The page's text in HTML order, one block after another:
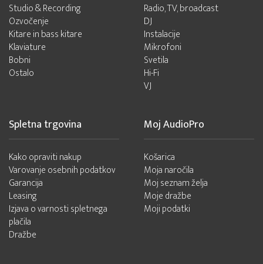
Studio & Recording
Ozvočenje
Kitare in bass kitare
Klaviature
Bobni
Ostalo
Radio, TV, broadcast
DJ
Instalacije
Mikrofoni
Svetila
Hi-Fi
VJ
Spletna trgovina
Kako opraviti nakup
Varovanje osebnih podatkov
Garancija
Leasing
Izjava o varnosti spletnega
plačila
Dražbe
Moj AudioPro
Košarica
Moja naročila
Moj seznam želja
Moje dražbe
Moji podatki